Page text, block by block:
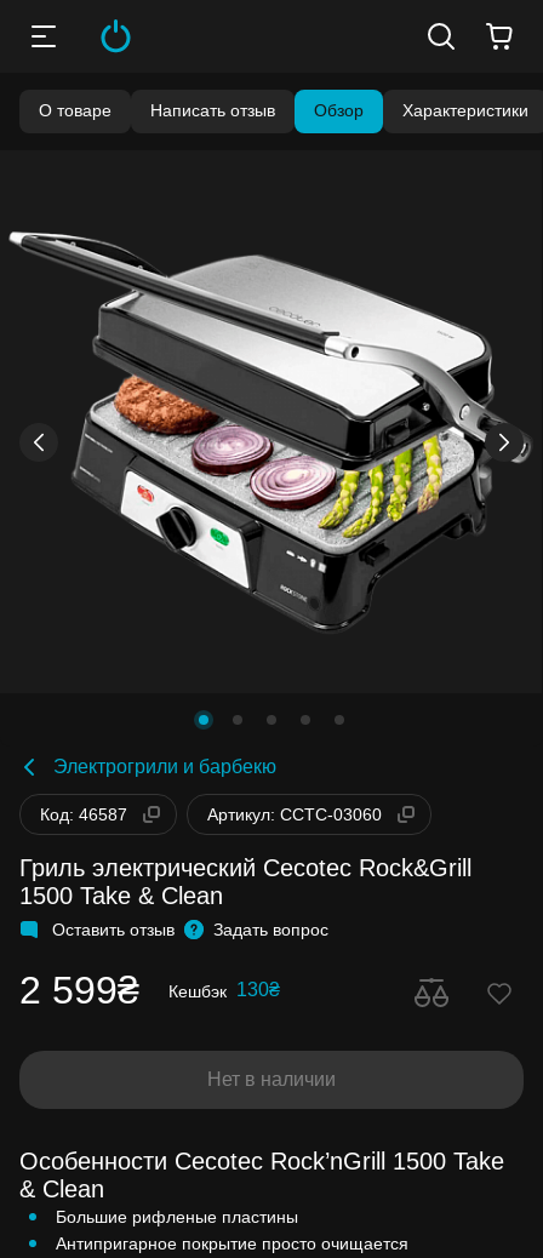
О товаре Написать отзыв Обзор Характеристики
‹ ›
Электрогрили и барбекю
Код: 46587 Артикул: CCTC-03060
Гриль электрический Cecotec Rock&Grill
1500 Take & Clean
Оставить отзыв Задать вопрос
2 599₴ Кешбэк 130₴
Накопленными бонусами можно оплатить до 99% стоимости
следующей покупки:детальнее
Нет в наличии
Особенности Cecotec Rock’nGrill 1500 Take
& Clean
Большие рифленые пластины
Антипригарное покрытие просто очищается